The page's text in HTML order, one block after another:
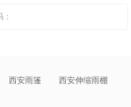
西安雨篷
西安伸缩雨棚